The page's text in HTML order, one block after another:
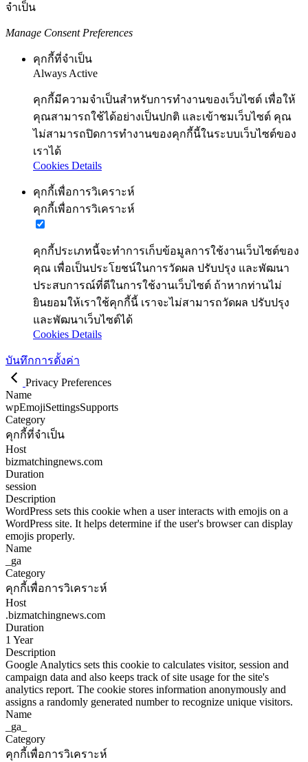
จำเป็น
Manage Consent Preferences
คุกกี้ที่จำเป็น
Always Active
คุกกี้มีความจำเป็นสำหรับการทำงานของเว็บไซต์ เพื่อให้
คุณสามารถใช้ได้อย่างเป็นปกติ และเข้าชมเว็บไซต์ คุณ
ไม่สามารถปิดการทำงานของคุกกี้นี้ในระบบเว็บไซต์ของ
เราได้
Cookies Details
คุกกี้เพื่อการวิเคราะห์
คุกกี้เพื่อการวิเคราะห์
คุกกี้ประเภทนี้จะทำการเก็บข้อมูลการใช้งานเว็บไซต์ของ
คุณ เพื่อเป็นประโยชน์ในการวัดผล ปรับปรุง และพัฒนา
ประสบการณ์ที่ดีในการใช้งานเว็บไซต์ ถ้าหากท่านไม่
ยินยอมให้เราใช้คุกกี้นี้ เราจะไม่สามารถวัดผล ปรับปรุง
และพัฒนาเว็บไซต์ได้
Cookies Details
บันทึกการตั้งค่า
Privacy Preferences
Name
wpEmojiSettingsSupports
Category
คุกกี้ที่จำเป็น
Host
bizmatchingnews.com
Duration
session
Description
WordPress sets this cookie when a user interacts with emojis on a
WordPress site. It helps determine if the user's browser can display
emojis properly.
Name
_ga
Category
คุกกี้เพื่อการวิเคราะห์
Host
.bizmatchingnews.com
Duration
1 Year
Description
Google Analytics sets this cookie to calculates visitor, session and
campaign data and also keeps track of site usage for the site's
analytics report. The cookie stores information anonymously and
assigns a randomly generated number to recognize unique visitors.
Name
_ga_
Category
คุกกี้เพื่อการวิเคราะห์